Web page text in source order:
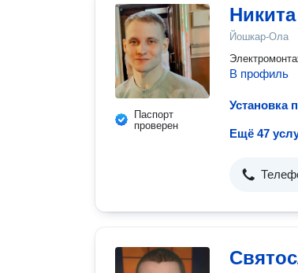
Паспорт
проверен
Йошкар-Ола
В профиль
Ещё 47